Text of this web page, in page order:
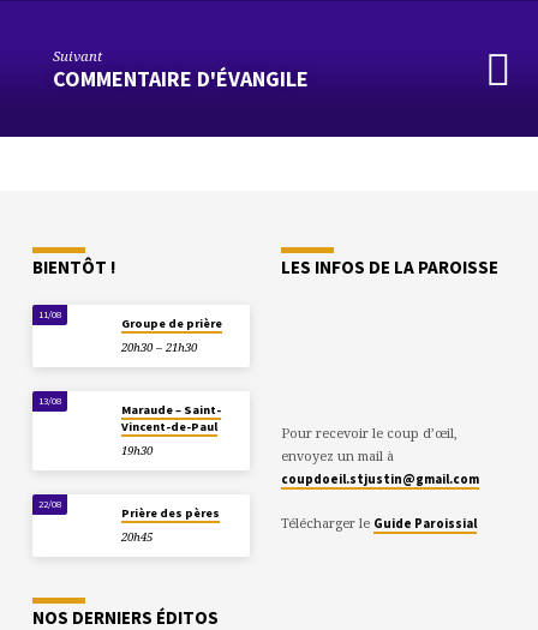
Suivant
COMMENTAIRE D'ÉVANGILE
BIENTÔT !
11/08
Groupe de prière
20h30 – 21h30
13/08
Maraude – Saint-
Vincent-de-Paul
19h30
22/08
Prière des pères
20h45
LES INFOS DE LA PAROISSE
Pour recevoir le coup d’œil,
envoyez un mail à
coupdoeil.stjustin@gmail.com
Télécharger le Guide Paroissial
NOS DERNIERS ÉDITOS